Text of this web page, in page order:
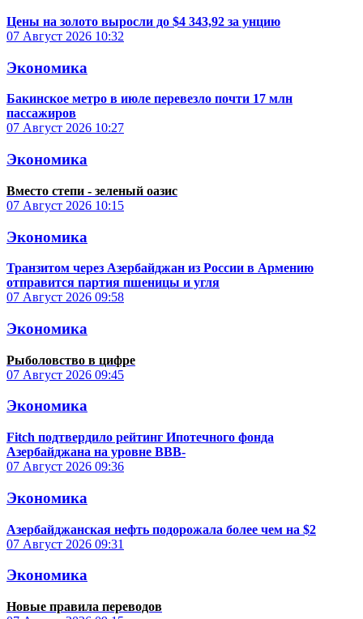
Цены на золото выросли до $4 343,92 за унцию
07 Август 2026 10:32
Экономика
Бакинское метро в июле перевезло почти 17 млн
пассажиров
07 Август 2026 10:27
Экономика
Вместо степи - зеленый оазис
07 Август 2026 10:15
Экономика
Транзитом через Азербайджан из России в Армению
отправится партия пшеницы и угля
07 Август 2026 09:58
Экономика
Рыболовство в цифре
07 Август 2026 09:45
Экономика
Fitch подтвердило рейтинг Ипотечного фонда
Азербайджана на уровне BBB-
07 Август 2026 09:36
Экономика
Азербайджанская нефть подорожала более чем на $2
07 Август 2026 09:31
Экономика
Новые правила переводов